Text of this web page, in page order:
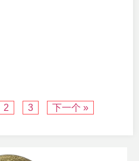
2 3 下一个 »